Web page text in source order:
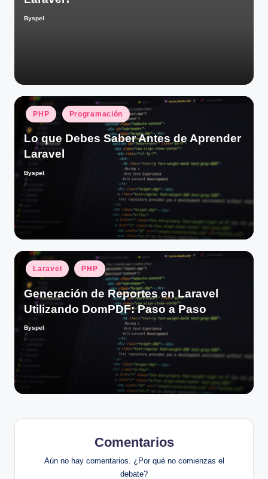
Publicado
Byspel
Publicado
en
PHP Programación
Lo que Debes Saber Antes de Aprender
Laravel
Publicado
por
Byspel
Publicado
en
Laravel PHP
Generación de Reportes en Laravel
Utilizando DomPDF: Paso a Paso
Publicado
por
Byspel
Comentarios
Aún no hay comentarios. ¿Por qué no comienzas el
debate?